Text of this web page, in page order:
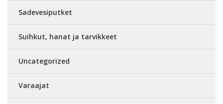
Sadevesiputket
Suihkut, hanat ja tarvikkeet
Uncategorized
Varaajat